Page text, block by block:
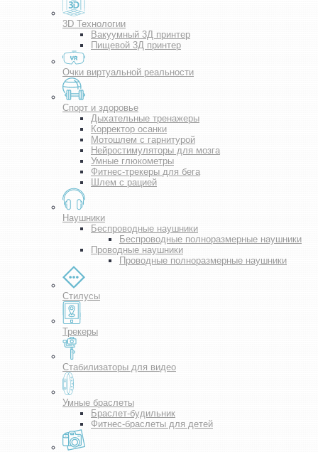
3D Технологии
Вакуумный 3Д принтер
Пищевой 3Д принтер
Очки виртуальной реальности
Спорт и здоровье
Дыхательные тренажеры
Корректор осанки
Мотошлем с гарнитурой
Нейростимуляторы для мозга
Умные глюкометры
Фитнес-трекеры для бега
Шлем с рацией
Наушники
Беспроводные наушники
Беспроводные полноразмерные наушники
Проводные наушники
Проводные полноразмерные наушники
Стилусы
Трекеры
Стабилизаторы для видео
Умные браслеты
Браслет-будильник
Фитнес-браслеты для детей